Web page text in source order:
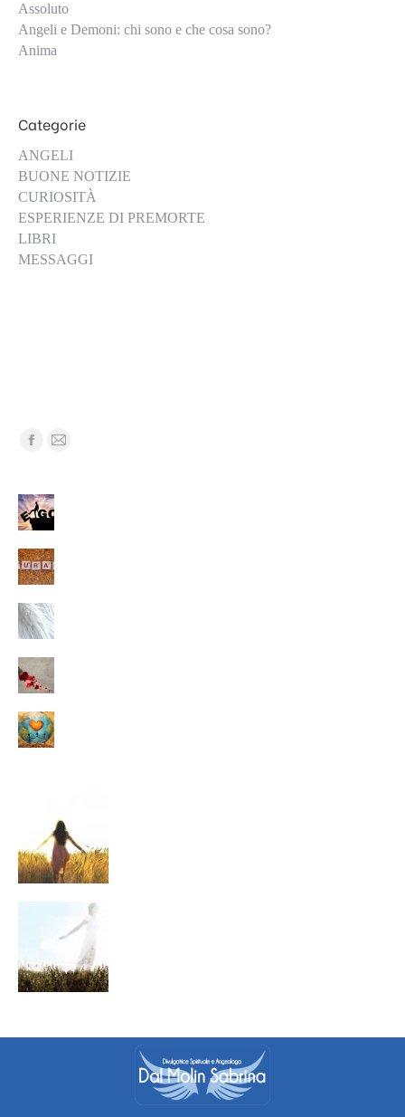
Assoluto
Angeli e Demoni: chi sono e che cosa sono?
Anima
Categorie
ANGELI
BUONE NOTIZIE
CURIOSITÀ
ESPERIENZE DI PREMORTE
LIBRI
MESSAGGI